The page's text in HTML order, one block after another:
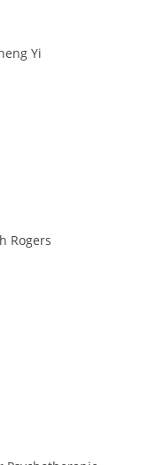
Yi
Rogers